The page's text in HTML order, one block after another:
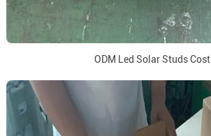
ODM Led Solar Studs Cost